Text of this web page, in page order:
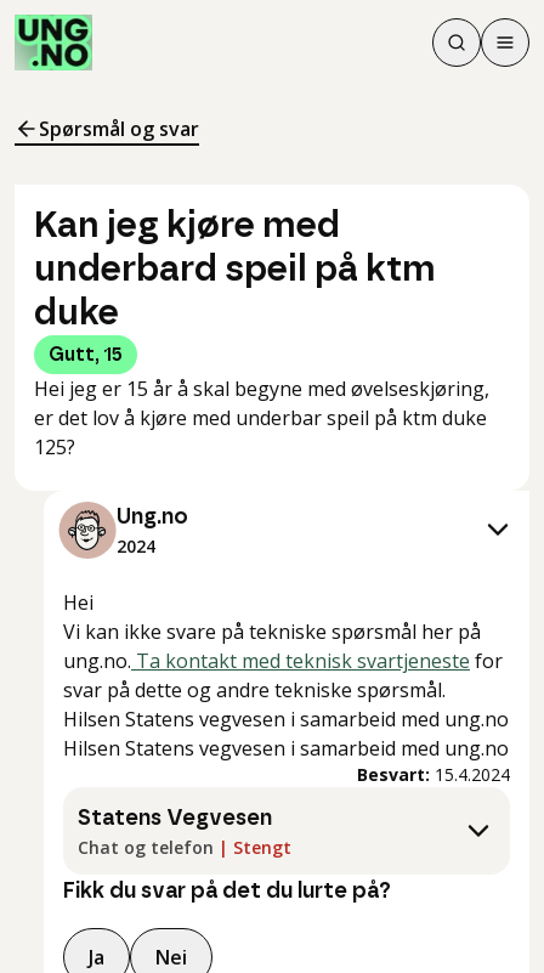
Søk
Søk
Meny
Spørsmål og svar
Kan jeg kjøre med
underbard speil på ktm
duke
Gutt, 15
Hei jeg er 15 år å skal begyne med øvelseskjøring,
er det lov å kjøre med underbar speil på ktm duke
125?
Ung.no
2024
Hei
Vi kan ikke svare på tekniske spørsmål her på
ung.no. Ta kontakt med teknisk svartjeneste for
svar på dette og andre tekniske spørsmål.
Hilsen Statens vegvesen i samarbeid med ung.no
Hilsen Statens vegvesen i samarbeid med ung.no
Besvart: 15.4.2024
Statens Vegvesen
Chat og telefon | Stengt
Fikk du svar på det du lurte på?
Ja Nei